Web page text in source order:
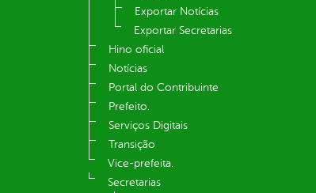
Exportar Notícias
Exportar Secretarias
Hino oficial
Notícias
Portal do Contribuinte
Prefeito.
Serviços Digitais
Transição
Vice-prefeita.
Secretarias